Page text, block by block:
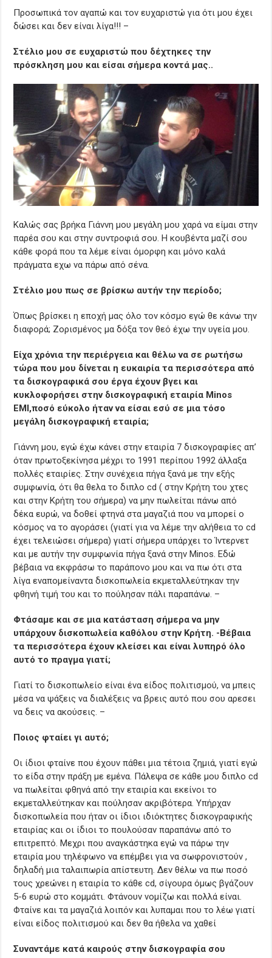
Προσωπικά τον αγαπώ και τον ευχαριστώ για ότι μου έχει
δώσει και δεν είναι λίγα!!! –
Στέλιο μου σε ευχαριστώ που δέχτηκες την
πρόσκληση μου και είσαι σήμερα κοντά μας..
Καλώς σας βρήκα Γιάννη μου μεγάλη μου χαρά να είμαι στην
παρέα σου και στην συντροφιά σου. Η κουβέντα μαζί σου
κάθε φορά που τα λέμε είναι όμορφη και μόνο καλά
πράγματα εχω να πάρω από σένα.
Στέλιο μου πως σε βρίσκω αυτήν την περίοδο;
Όπως βρίσκει η εποχή μας όλο τον κόσμο εγώ θε κάνω την
διαφορά; Ζορισμένος μα δόξα τον θεό έχω την υγεία μου.
Είχα χρόνια την περιέργεια και θέλω να σε ρωτήσω
τώρα που μου δίνεται η ευκαιρία τα περισσότερα από
τα δισκογραφικά σου έργα έχουν βγει και
κυκλοφορήσει στην δισκογραφική εταιρία Minos
EMI,ποσό εύκολο ήταν να είσαι εσύ σε μια τόσο
μεγάλη δισκογραφική εταιρία;
Γιάννη μου, εγώ έχω κάνει στην εταιρία 7 δισκογραφίες απ’
όταν πρωτοξεκίνησα μέχρι το 1991 περίπου 1992 άλλαξα
πολλές εταιρίες. Στην συνέχεια πήγα ξανά με την εξής
συμφωνία, ότι θα θελα το διπλο cd ( στην Κρήτη του χτες
και στην Κρήτη του σήμερα) να μην πωλείται πάνω από
δέκα ευρώ, να δοθεί φτηνά στα μαγαζιά που να μπορεί ο
κόσμος να το αγοράσει (γιατί για να λέμε την αλήθεια το cd
έχει τελειώσει σήμερα) γιατί σήμερα υπάρχει το Ίντερνετ
και με αυτήν την συμφωνία πήγα ξανά στην Minos. Εδώ
βέβαια να εκφράσω το παράπονο μου και να πω ότι στα
λίγα εναπομείναντα δισκοπωλεία εκμεταλλεύτηκαν την
φθηνή τιμή του και το πούλησαν πάλι παραπάνω. –
Φτάσαμε και σε μια κατάσταση σήμερα να μην
υπάρχουν δισκοπωλεία καθόλου στην Κρήτη. -Βέβαια
τα περισσότερα έχουν κλείσει και είναι λυπηρό όλο
αυτό το πραγμα γιατί;
Γιατί το δισκοπωλείο είναι ένα είδος πολιτισμού, να μπεις
μέσα να ψάξεις να διαλέξεις να βρεις αυτό που σου αρεσει
να δεις να ακούσεις. –
Ποιος φταίει γι αυτό;
Οι ίδιοι φταίνε που έχουν πάθει μια τέτοια ζημιά, γιατί εγώ
το είδα στην πράξη με εμένα. Πάλεψα σε κάθε μου διπλο cd
να πωλείται φθηνά από την εταιρία και εκείνοι το
εκμεταλλεύτηκαν και πούλησαν ακριβότερα. Υπήρχαν
δισκοπωλεία που ήταν οι ίδιοι ιδιόκτητες δισκογραφικής
εταιρίας και οι ίδιοι το πουλούσαν παραπάνω από το
επιτρεπτό. Μεχρι που αναγκάστηκα εγώ να πάρω την
εταιρία μου τηλέφωνο να επέμβει για να σωφρονιστούν ,
δηλαδή μια ταλαιπωρία απίστευτη. Δεν θέλω να πω ποσό
τους χρεώνει η εταιρία το κάθε cd, σίγουρα όμως βγάζουν
5-6 ευρώ στο κομμάτι. Φτάνουν νομίζω και πολλά είναι.
Φταίνε και τα μαγαζιά λοιπόν και λυπαμαι που το λέω γιατί
είναι είδος πολιτισμού και δεν θα ήθελα να χαθεί
Συναντάμε κατά καιρούς στην δισκογραφία σου